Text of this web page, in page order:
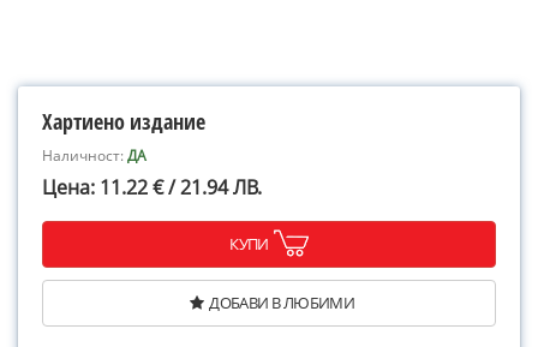
Хартиено издание
Наличност:ДА
Цена: 11.22 € / 21.94 ЛВ.
КУПИ
ДОБАВИ В ЛЮБИМИ